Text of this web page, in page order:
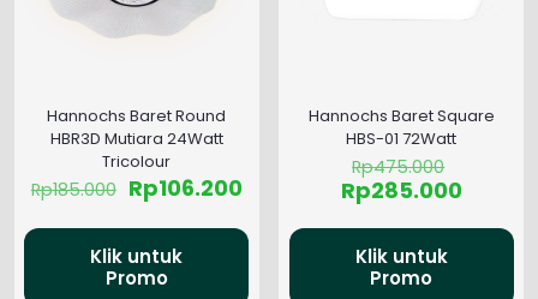
Hannochs Baret Round
HBR3D Mutiara 24Watt
Tricolour
Rp185.000 Harga
aslinya
adalah:
Rp185.000.
Rp106.200Harga
ini
Klik untuk
Promo
Hannochs Baret Square
HBS-01 72Watt
Rp475.000
aslinya
Rp285.000Harga
ini
Klik untuk
Promo